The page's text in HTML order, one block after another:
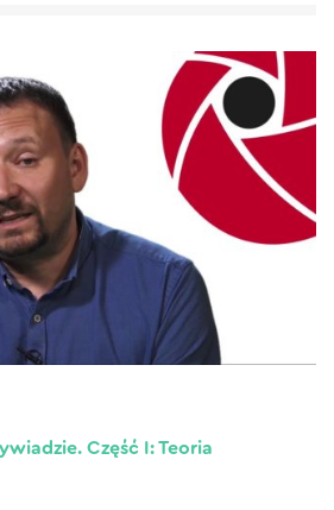
Część I: Teoria